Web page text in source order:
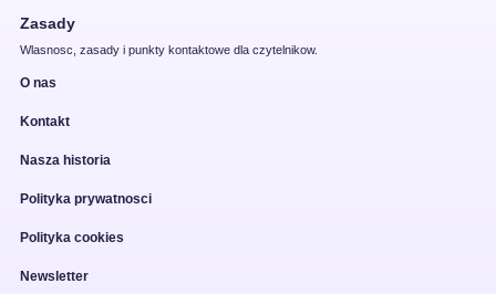
Zasady
Wlasnosc, zasady i punkty kontaktowe dla czytelnikow.
O nas
Kontakt
Nasza historia
Polityka prywatnosci
Polityka cookies
Newsletter